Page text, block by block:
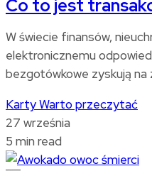
Co to jest
W świecie finansów,
elektronicznemu
bezgotówkowe zyskują na
KartyWarto przeczytać
27 września
5 min read